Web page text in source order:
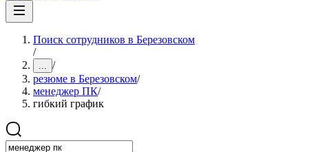
Поиск сотрудников в Березовском
/
... /
резюме в Березовском/
менеджер ПК/
гибкий график